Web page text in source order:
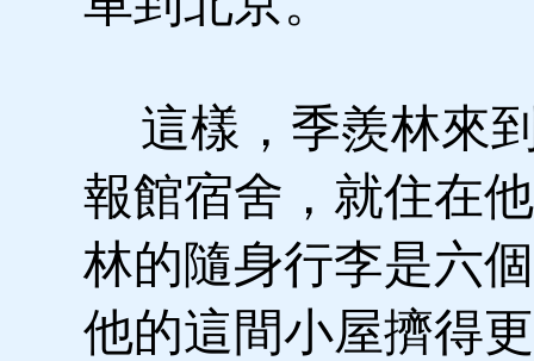
這樣，季羨林來
報館宿舍，就住在
林的隨身行李是六
他的這間小屋擠得